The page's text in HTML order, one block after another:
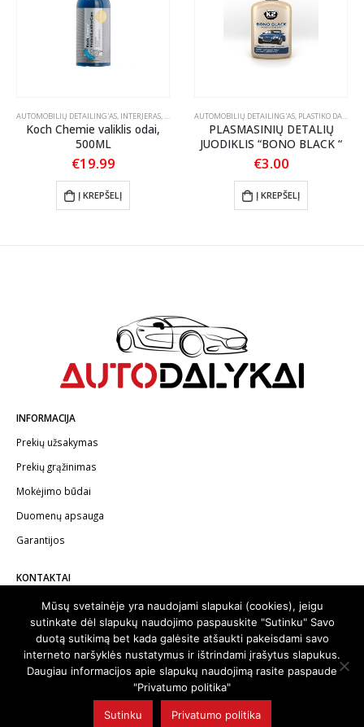
PASTOS
AUTOMOBILIŲ DETAILING'AS, INTERJERAS, ODOS PRIEŽIŪRA
Koch Chemie valiklis odai,
500ML
€19.99
Į KREPŠELĮ
AUTOMOBILIŲ DETAILING'AS, PLASTIKO DALIŲ JUODINTOJAI/ATNAUJINTOJAI
PLASMASINIŲ DETALIŲ
JUODIKLIS “BONO BLACK “
€3.00
Į KREPŠELĮ
INFORMACIJA
Prekių užsakymas
Prekių grąžinimas
Mokėjimo būdai
Duomenų apsauga
Garantijos
KONTAKTAI
Telefonas:+370 602 62622
El.paštas: info@autodalykai.lt
© 2024. Visos teisės saugomos | Svetainę sukūrė:svetainesideja.lt
Mūsų svetainėje yra naudojami slapukai (cookies), jeigu
sutinkate dėl slapukų naudojimo paspauskite "Sutinku" Savo
duotą sutikimą bet kada galėsite atšaukti pakeisdami savo
interneto naršyklės nustatymus ir ištrindami įrašytus slapukus.
Daugiau informacijos apie slapukų naudojimą rasite paspaude
"Privatumo politika"
Sutinku Privatumo politika